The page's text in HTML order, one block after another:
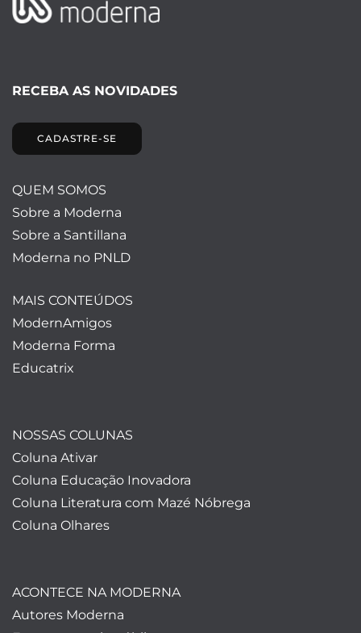
RECEBA AS NOVIDADES
CADASTRE-SE
QUEM SOMOS
Sobre a Moderna
Sobre a Santillana
Moderna no PNLD
MAIS CONTEÚDOS
ModernAmigos
Moderna Forma
Educatrix
NOSSAS COLUNAS
Coluna Ativar
Coluna Educação Inovadora
Coluna Literatura com Mazé Nóbrega
Coluna Olhares
ACONTECE NA MODERNA
Autores Moderna